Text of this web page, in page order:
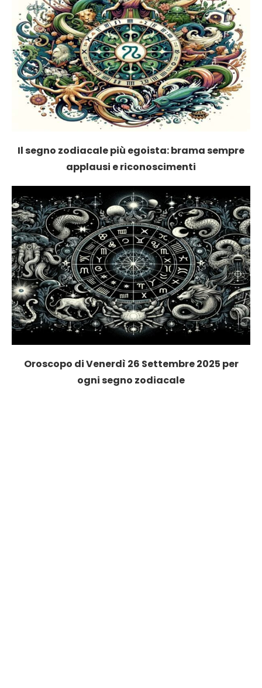
Il segno zodiacale più egoista: brama sempre
applausi e riconoscimenti
Oroscopo di Venerdì 26 Settembre 2025 per
ogni segno zodiacale